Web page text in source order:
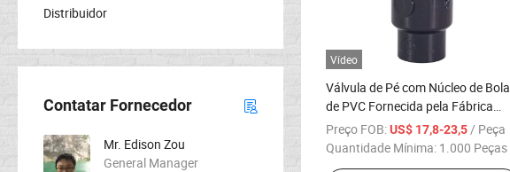
Vídeo
Válvula de Pé com Núcleo de Bola
de PVC Fornecida pela Fábrica
DN100
Preço FOB:US$ 17,8-23,5/ Peça
Quantidade Mínima: 1.000 Peças
Distribuidor
Contatar Fornecedor
Mr. Edison Zou
General Manager